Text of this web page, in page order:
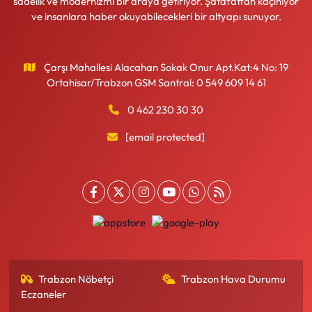
ve insanlara haber okuyabilecekleri bir altyapı sunuyor.
Çarşı Mahallesi Alacahan Sokak Onur Apt.Kat:4 No: 19
Ortahisar/Trabzon GSM Santral: 0 549 609 14 61
0 462 230 30 30
[email protected]
Trabzon Nöbetçi
Eczaneler
Trabzon Hava Durumu